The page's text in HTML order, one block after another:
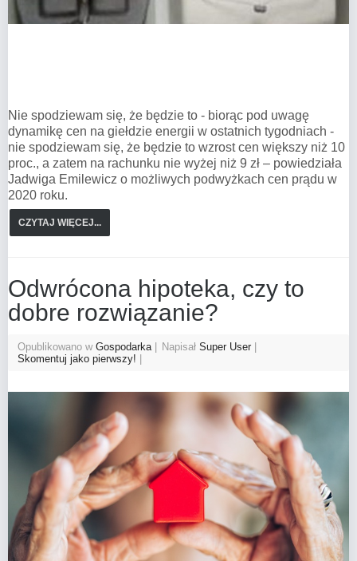
Nie spodziewam się, że będzie to - biorąc pod uwagę
dynamikę cen na giełdzie energii w ostatnich tygodniach -
nie spodziewam się, że będzie to wzrost cen większy niż 10
proc., a zatem na rachunku nie wyżej niż 9 zł – powiedziała
Jadwiga Emilewicz o możliwych podwyżkach cen prądu w
2020 roku.
CZYTAJ WIĘCEJ...
Odwrócona hipoteka, czy to
dobre rozwiązanie?
Opublikowano w Gospodarka Napisał Super User
Skomentuj jako pierwszy!